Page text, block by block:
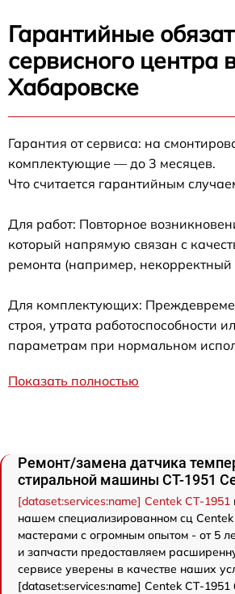
Гарантийные
сервисного центра
Хабаровске
Гарантия от сервиса: на
комплектующие — до 3 месяцев.
Что считается гарантийным
Для работ: Повторное
который напрямую связан с
ремонта (например, некорректный
Для комплектующих:
строя, утрата работоспособности
параметрам при нормальном
Показать полностью
Ремонт/замена датчика
стиральной машины CT-1951
[dataset:services:name] Centek CT-1951
нашем специализированном сц
мастерами с огромным опытом - от 5
и запчасти предоставляем
сервисе уверены в качестве наших
[dataset:services:name] Centek CT-1951